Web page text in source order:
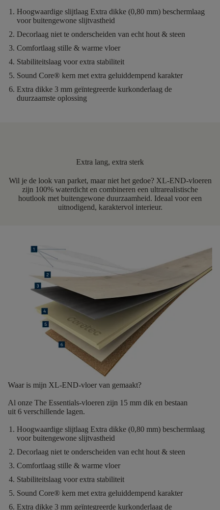
Hoogwaardige slijtlaag Extra dikke (0,80 mm) beschermlaag
voor buitengewone slijtvastheid
Decorlaag niet te onderscheiden van echt hout & steen
Comfortlaag stille & warme vloer
Stabiliteitslaag voor extra stabiliteit
Sound Core® kern met extra geluiddempend karakter
Extra dikke 3 mm geïntegreerde kurkonderlaag de
duurzaamste oplossing
Extra lang, extra sterk
Wil je de look van parket, maar niet het gedoe? XL-END-vloeren
zijn 100% waterdicht en combineren een ultrarealistische
houtlook met buitengewone duurzaamheid. Ideaal voor een
uitnodigend, karaktervol interieur.
Waar is mijn XL-END-vloer van gemaakt?
Al onze The Essentials-vloeren zijn 15 mm dik en bestaan
uit 6 verschillende lagen.
Hoogwaardige slijtlaag Extra dikke (0,80 mm) beschermlaag
voor buitengewone slijtvastheid
Decorlaag niet te onderscheiden van echt hout & steen
Comfortlaag stille & warme vloer
Stabiliteitslaag voor extra stabiliteit
Sound Core® kern met extra geluiddempend karakter
Extra dikke 3 mm geïntegreerde kurkonderlaag de